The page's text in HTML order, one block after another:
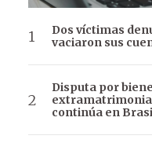
Dos víctimas
vaciaron sus
Disputa por
continúa en